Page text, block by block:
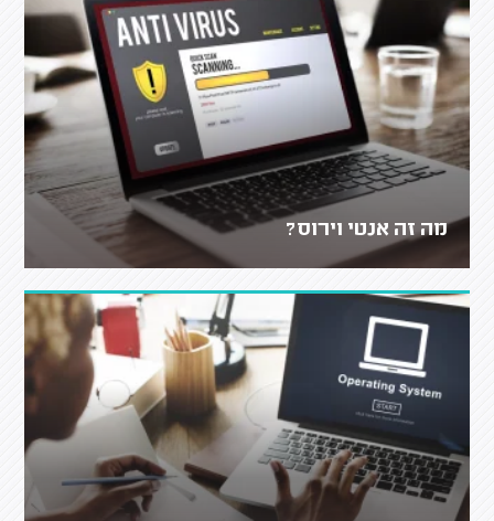
מה זה אנטי וירוס?